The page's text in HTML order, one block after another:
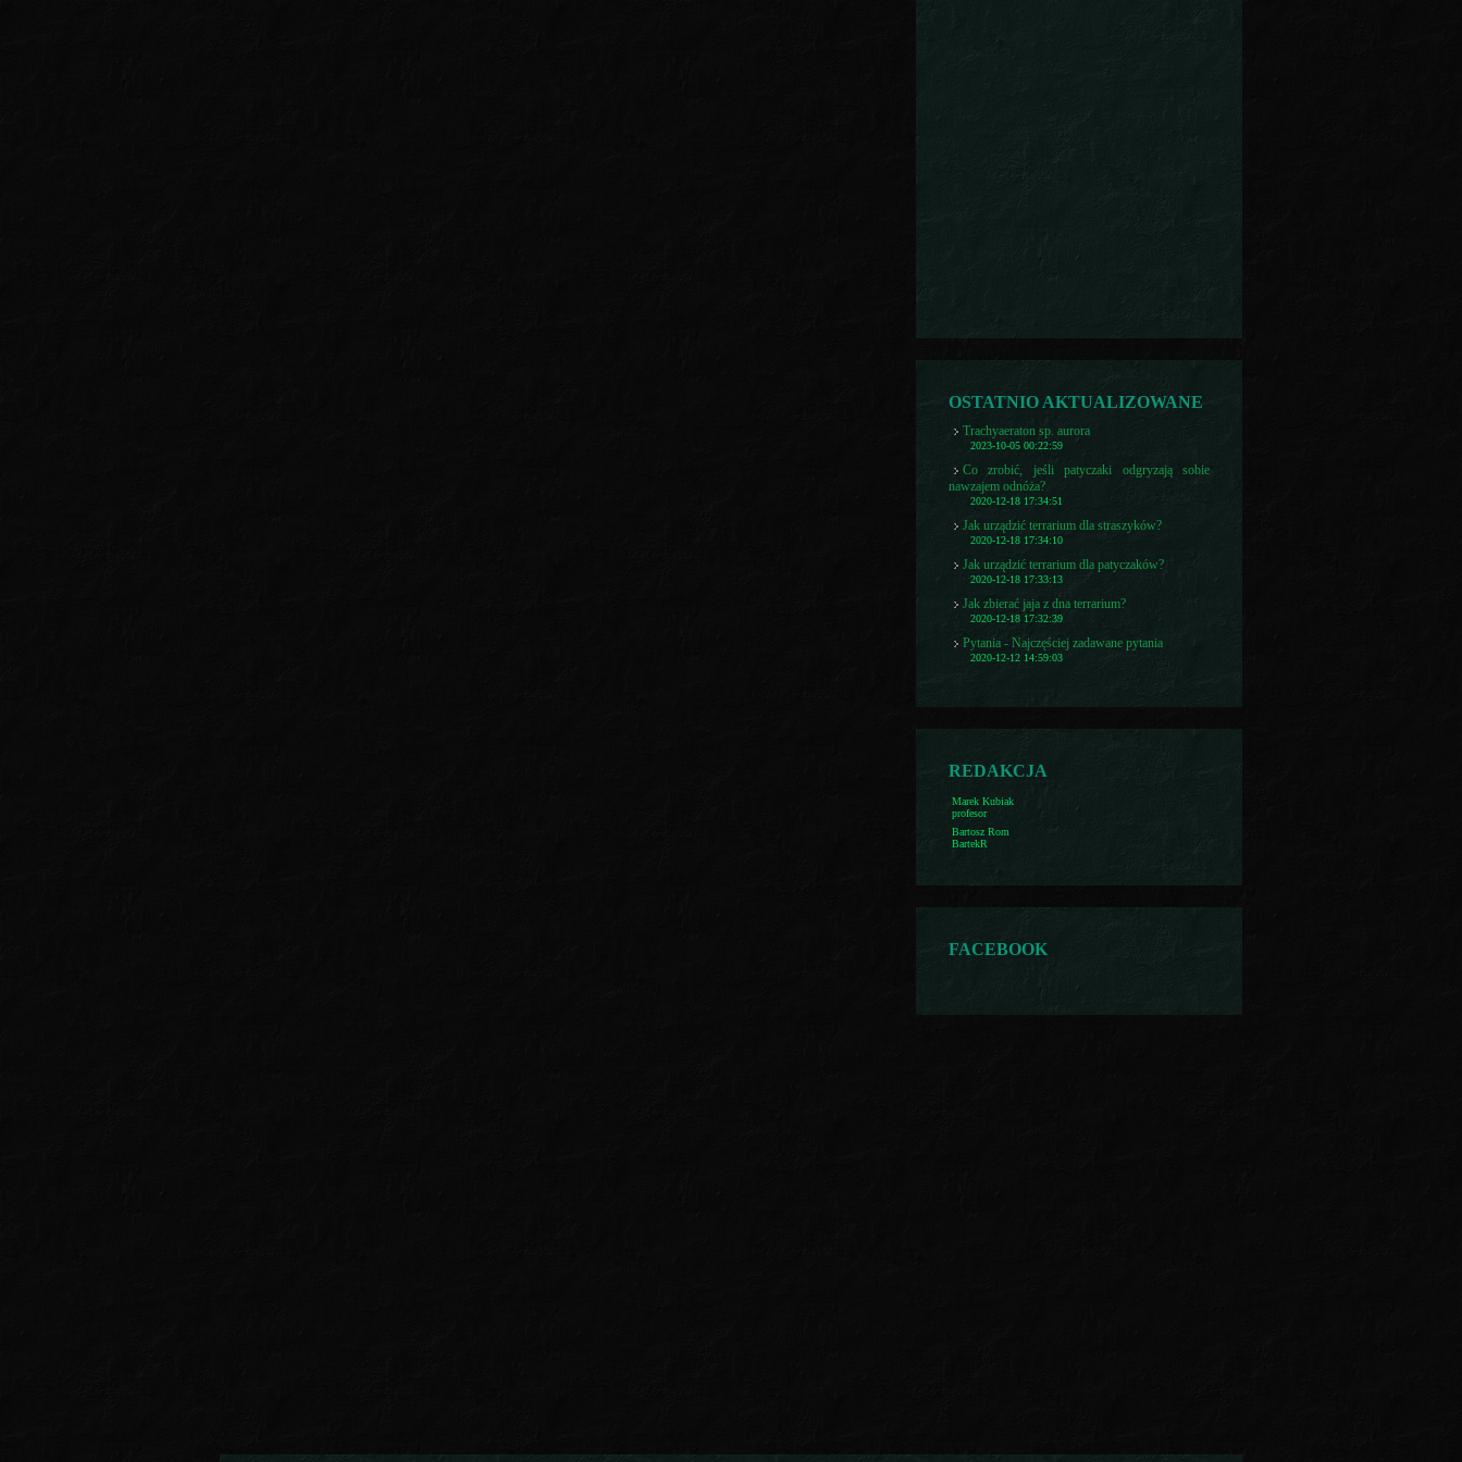
OSTATNIO AKTUALIZOWANE
Trachyaeraton sp. aurora
2023-10-05 00:22:59
Co zrobić, jeśli patyczaki odgryzają sobie
nawzajem odnóża?
2020-12-18 17:34:51
Jak urządzić terrarium dla straszyków?
2020-12-18 17:34:10
Jak urządzić terrarium dla patyczaków?
2020-12-18 17:33:13
Jak zbierać jaja z dna terrarium?
2020-12-18 17:32:39
Pytania - Najczęściej zadawane pytania
2020-12-12 14:59:03
REDAKCJA
Marek Kubiak
profesor
Bartosz Rom
BartekR
FACEBOOK